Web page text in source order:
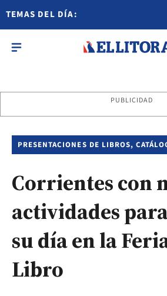
TEMAS DEL DÍA:
PUBLICIDAD
PRESENTACIONES DE LIBROS,
Corrientes con
actividades
su día en la
Libro